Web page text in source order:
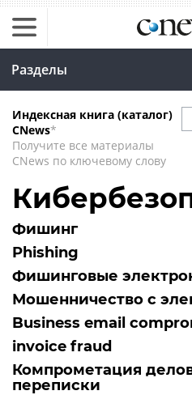
Разделы
Индексная книга (каталог)
CNews*
Получите все материалы
CNews по ключевому слову
Фишинг
Phishing
Фишинговые
Мошенничество с
Business email
invoice fraud
Компрометация
переписки